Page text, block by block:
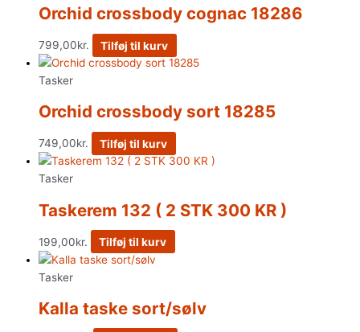
Orchid crossbody cognac 18286
799,00kr. Tilføj til kurv
Tasker
Orchid crossbody sort 18285
749,00kr. Tilføj til kurv
Tasker
Taskerem 132 ( 2 STK 300 KR )
199,00kr. Tilføj til kurv
Tasker
Kalla taske sort/sølv